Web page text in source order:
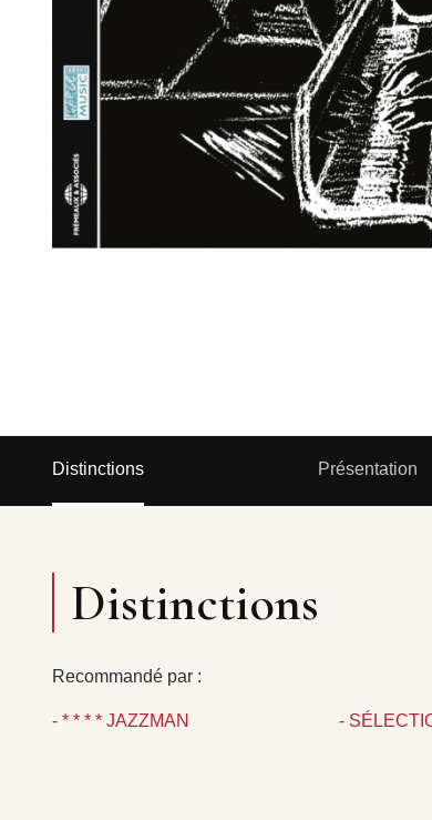
Distinctions Présentation
Distinctions
Recommandé par :
- * * * * JAZZMAN -